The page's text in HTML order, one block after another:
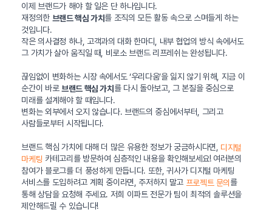
이제 브랜드가 해야 할 일은 단 하나입니다.
재정의한 브랜드 핵심 가치를 조직의 모든 활동 속으로 스며들게 하는
것입니다.
작은 의사결정 하나, 고객과의 대화 한마디, 내부 협업의 방식 속에서도
그 가치가 살아 움직일 때, 비로소 브랜드 리프레쉬는 완성됩니다.
끊임없이 변화하는 시장 속에서도 ‘우리다움’을 잃지 않기 위해, 지금 이
순간이 바로 브랜드 핵심 가치를 다시 돌아보고, 그 본질을 중심으로
미래를 설계해야 할 때입니다.
변화는 외부에서 오지 않습니다. 브랜드의 중심에서부터, 그리고
사람들로부터 시작됩니다.
브랜드 핵심 가치에 대해 더 많은 유용한 정보가 궁금하시다면, 디지털
마케팅 카테고리를 방문하여 심층적인 내용을 확인해보세요! 여러분의
참여가 블로그를 더 풍성하게 만듭니다. 또한, 귀사가 디지털 마케팅
서비스를 도입하려고 계획 중이라면, 주저하지 말고 프로젝트 문의 를
통해 상담을 요청해 주세요. 저희 이파트 전문가 팀이 최적의 솔루션을
제안해드릴 수 있습니다!